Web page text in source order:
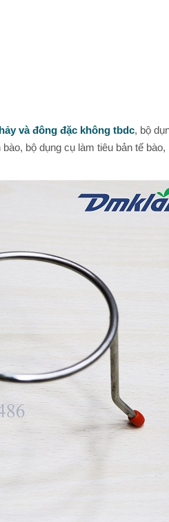
và đông đặc không tbdc, bộ
bộ dụng cụ làm tiêu bản tế